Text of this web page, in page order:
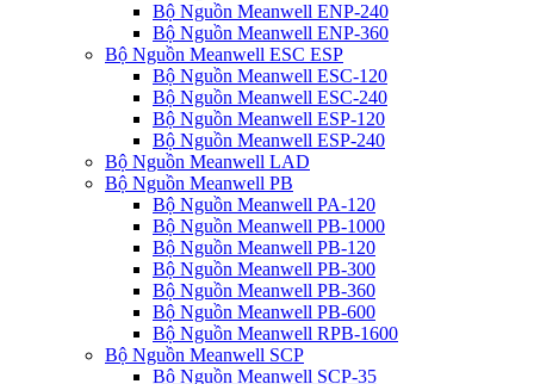
Bộ Nguồn Meanwell ENP-240
Bộ Nguồn Meanwell ENP-360
Bộ Nguồn Meanwell ESC ESP
Bộ Nguồn Meanwell ESC-120
Bộ Nguồn Meanwell ESC-240
Bộ Nguồn Meanwell ESP-120
Bộ Nguồn Meanwell ESP-240
Bộ Nguồn Meanwell LAD
Bộ Nguồn Meanwell PB
Bộ Nguồn Meanwell PA-120
Bộ Nguồn Meanwell PB-1000
Bộ Nguồn Meanwell PB-120
Bộ Nguồn Meanwell PB-300
Bộ Nguồn Meanwell PB-360
Bộ Nguồn Meanwell PB-600
Bộ Nguồn Meanwell RPB-1600
Bộ Nguồn Meanwell SCP
Bộ Nguồn Meanwell SCP-35